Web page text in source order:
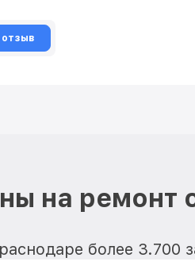
отзыв
на ремонт
более 3.700